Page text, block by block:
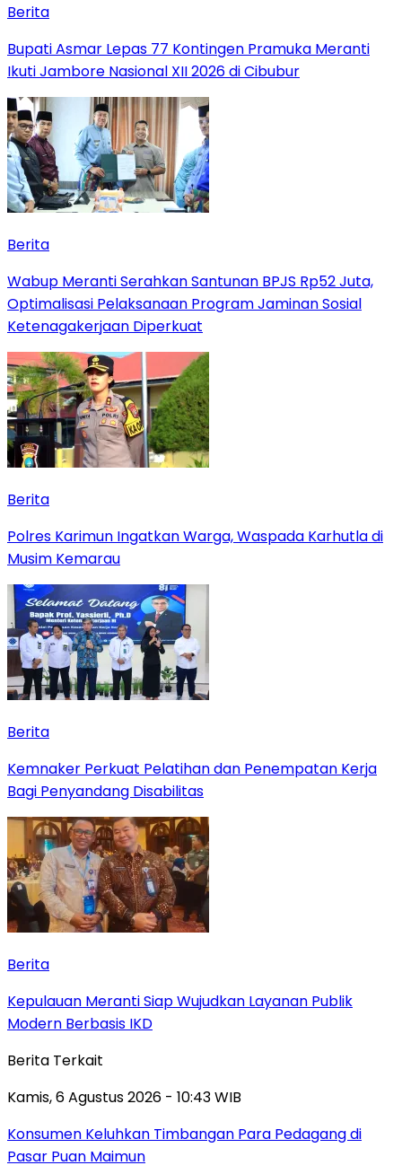
Berita
Bupati Asmar Lepas 77 Kontingen Pramuka Meranti
Ikuti Jambore Nasional XII 2026 di Cibubur
Berita
Wabup Meranti Serahkan Santunan BPJS Rp52 Juta,
Optimalisasi Pelaksanaan Program Jaminan Sosial
Ketenagakerjaan Diperkuat
Berita
Polres Karimun Ingatkan Warga, Waspada Karhutla di
Musim Kemarau
Berita
Kemnaker Perkuat Pelatihan dan Penempatan Kerja
Bagi Penyandang Disabilitas
Berita
Kepulauan Meranti Siap Wujudkan Layanan Publik
Modern Berbasis IKD
Berita Terkait
Kamis, 6 Agustus 2026 - 10:43 WIB
Konsumen Keluhkan Timbangan Para Pedagang di
Pasar Puan Maimun